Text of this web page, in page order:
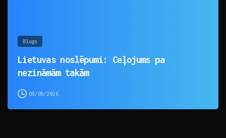
Blogs
Lietuvas noslēpumi: Ceļojums pa
nezināmām takām
08/08/2026